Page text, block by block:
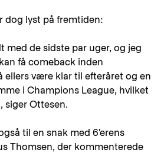
dog lyst på fremtiden:
de sidste par uger, og jeg
få comeback inden
ellers være klar til efteråret og en
i Champions League, hvilket
siger Ottesen.
til en snak med 6'erens
Thomsen, der kommenterede